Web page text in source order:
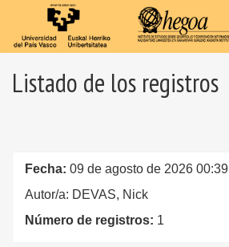
Listado de los registros
Fecha: 09 de agosto de 2026 00:39
Autor/a: DEVAS, Nick
Número de registros: 1